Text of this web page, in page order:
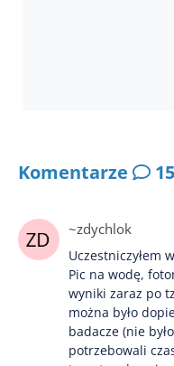
Komentarze 15
~zdychlok
Uczestniczyłem
Pic na wodę,
wyniki zaraz po
można było
badacze (nie
potrzebowali